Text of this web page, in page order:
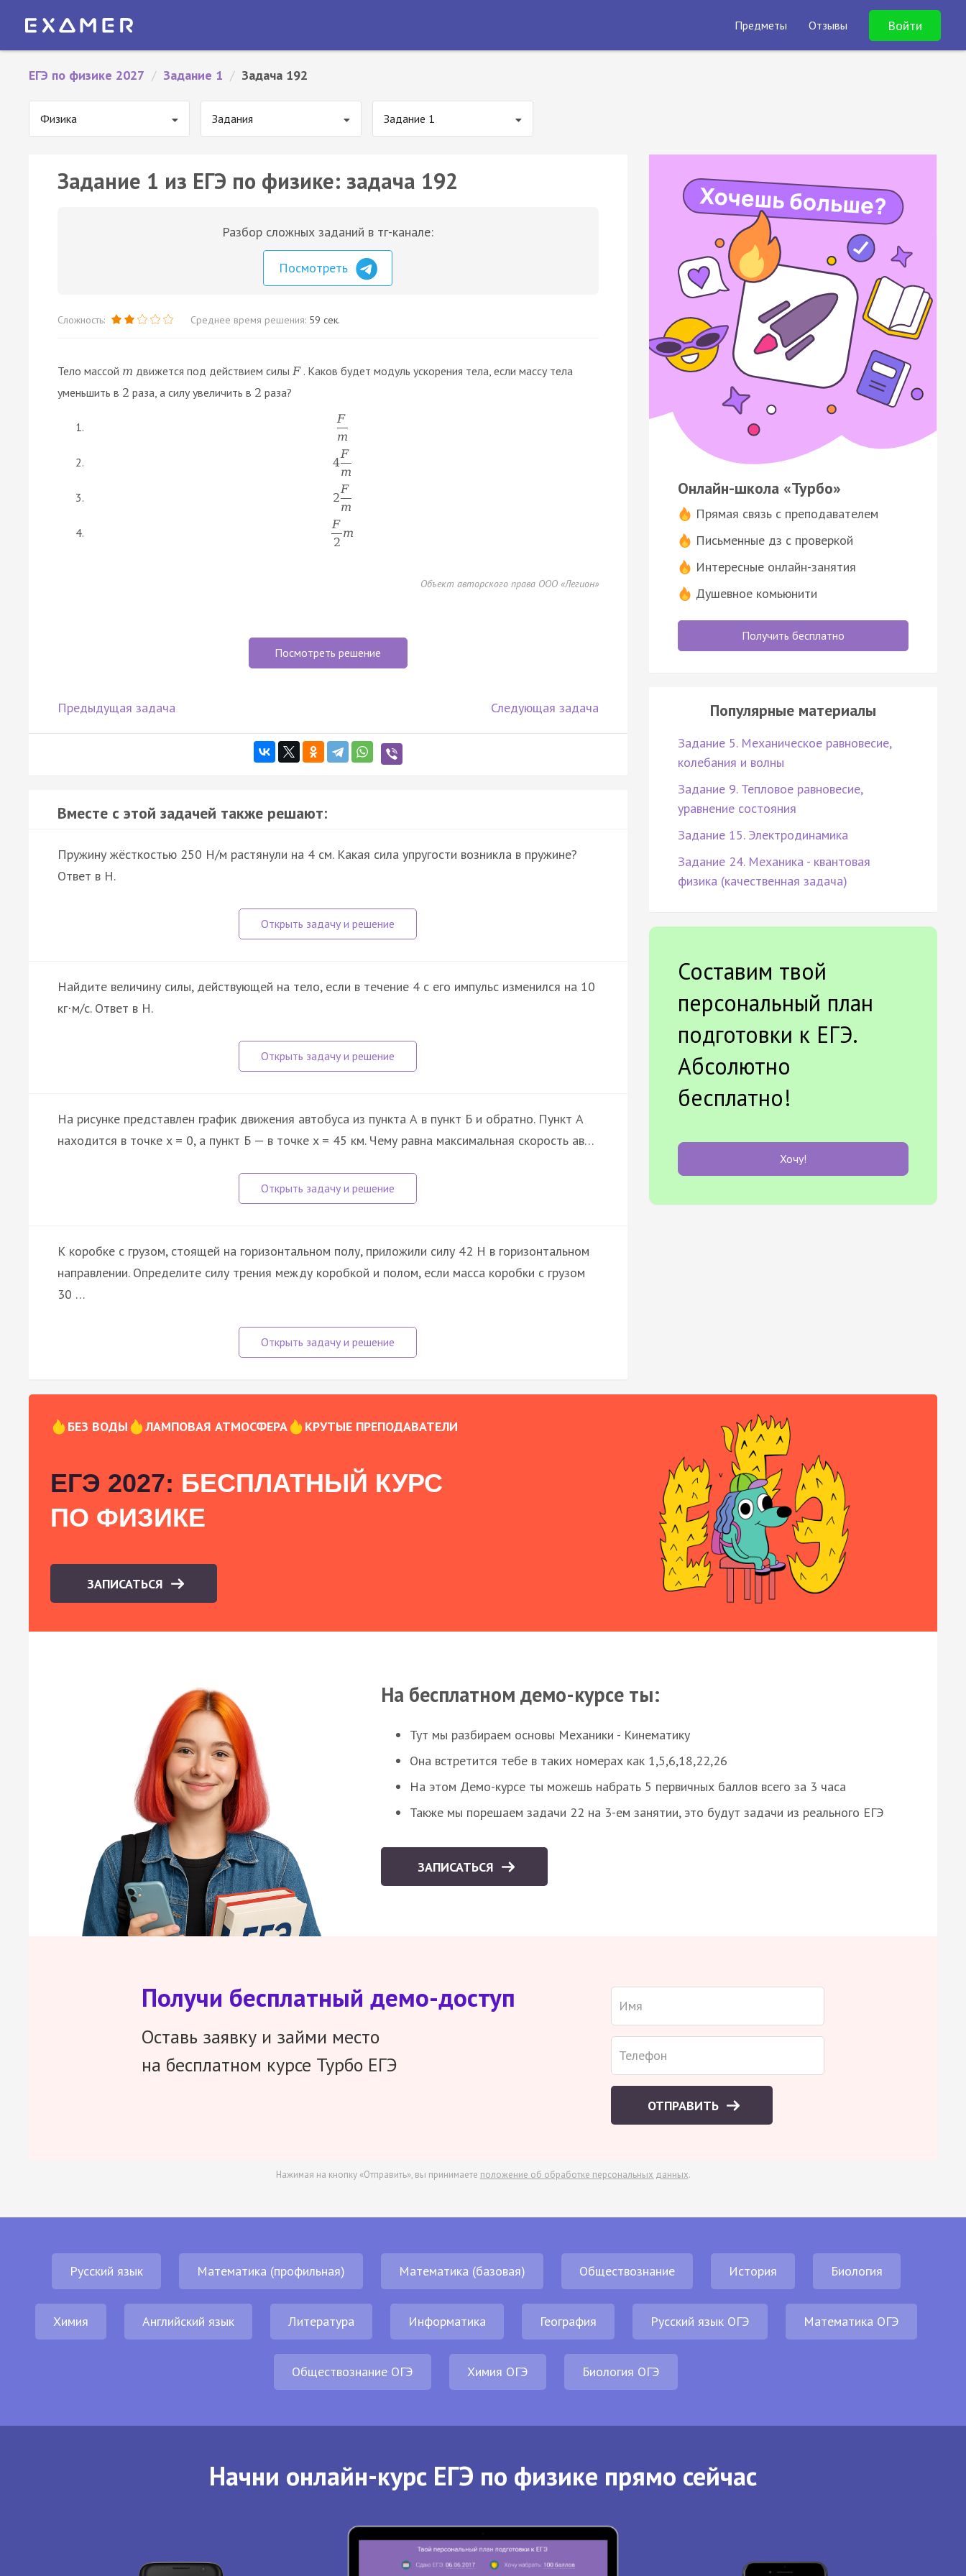
Предметы Отзывы Войти
ЕГЭ по физике 2027 / Задание 1 / Задача 192
Физика Задания Задание 1
Задание 1 из ЕГЭ по физике: задача 192
Разбор сложных заданий в тг-канале:
Посмотреть
Сложность: Среднее время решения: 59 сек.
Тело массой m движется под действием силы F . Каков будет модуль ускорения тела, если массу тела
уменьшить в 2 раза, а силу увеличить в 2 раза?
F
m
4
F
m
2
F
m
F
2
m
Объект авторского права ООО «Легион»
Посмотреть решение
Предыдущая задача Следующая задача
Вместе с этой задачей также решают:
Пружину жёсткостью 250 Н/м растянули на 4 см. Какая сила упругости возникла в пружине?
Ответ в Н.
Найдите величину силы, действующей на тело, если в течение 4 с его импульс изменился на 10
кг·м/с. Ответ в Н.
На рисунке представлен график движения автобуса из пункта А в пункт Б и обратно. Пункт А
находится в точке x = 0, а пункт Б — в точке x = 45 км. Чему равна максимальная скорость ав…
К коробке с грузом, стоящей на горизонтальном полу, приложили силу 42 Н в горизонтальном
направлении. Определите силу трения между коробкой и полом, если масса коробки с грузом
30 …
Онлайн-школа «Турбо»
Прямая связь с преподавателем
Письменные дз с проверкой
Интересные онлайн-занятия
Душевное комьюнити
Получить бесплатно
Популярные материалы
Задание 5. Механическое равновесие,
колебания и волны
Задание 9. Тепловое равновесие,
уравнение состояния
Задание 15. Электродинамика
Задание 24. Механика - квантовая
физика (качественная задача)
Составим твой
персональный план
подготовки к ЕГЭ.
Абсолютно
бесплатно!
Хочу!
БЕЗ ВОДЫ ЛАМПОВАЯ АТМОСФЕРА КРУТЫЕ ПРЕПОДАВАТЕЛИ
ЕГЭ 2027: БЕСПЛАТНЫЙ КУРС
ПО ФИЗИКЕ
ЗАПИСАТЬСЯ
На бесплатном демо-курсе ты:
Тут мы разбираем основы Механики - Кинематику
Она встретится тебе в таких номерах как 1,5,6,18,22,26
На этом Демо-курсе ты можешь набрать 5 первичных баллов всего за 3 часа
Также мы порешаем задачи 22 на 3-ем занятии, это будут задачи из реального ЕГЭ
ЗАПИСАТЬСЯ
Получи бесплатный демо-доступ
Оставь заявку и займи место
на бесплатном курсе Турбо ЕГЭ
ОТПРАВИТЬ
Нажимая на кнопку «Отправить», вы принимаете положение об обработке персональных данных.
Русский язык Математика (профильная) Математика (базовая) Обществознание История Биология
Химия Английский язык Литература Информатика География Русский язык ОГЭ Математика ОГЭ
Обществознание ОГЭ Химия ОГЭ Биология ОГЭ
Начни онлайн-курс ЕГЭ по физике прямо сейчас